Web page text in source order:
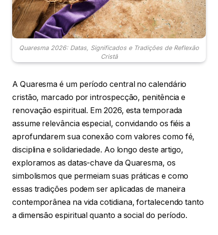
Quaresma 2026: Datas, Significados e Tradições de Reflexão
Cristã
A Quaresma é um período central no calendário
cristão, marcado por introspecção, penitência e
renovação espiritual. Em 2026, esta temporada
assume relevância especial, convidando os fiéis a
aprofundarem sua conexão com valores como fé,
disciplina e solidariedade. Ao longo deste artigo,
exploramos as datas-chave da Quaresma, os
simbolismos que permeiam suas práticas e como
essas tradições podem ser aplicadas de maneira
contemporânea na vida cotidiana, fortalecendo tanto
a dimensão espiritual quanto a social do período.